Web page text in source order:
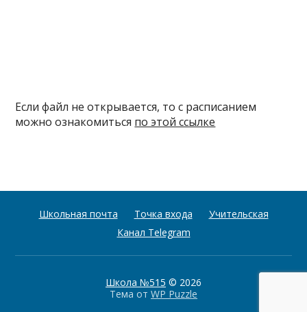
Если файл не открывается, то с расписанием
можно ознакомиться по этой ссылке
Школьная почта Точка входа
Учительская
Канал Telegram
Школа №515 © 2026
Тема от WP Puzzle